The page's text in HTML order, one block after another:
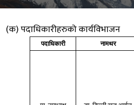
(क) पदाधिकारीहरुको कार्यविभाजन
पदाधिकारी नामथर